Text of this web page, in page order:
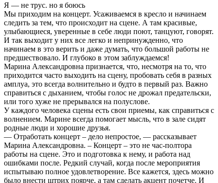
Я — не трус. но я боюсь
Мы приходим на концерт. Усаживаемся в кресло и начинаем
следить за тем, что происходит на сцене. А там красивые,
улыбающиеся, уверенные в себе люди поют, танцуют, говорят.
И так выходит у них все легко и непринужденно, что
начинаем в это верить и даже думать, что большой работы не
предшествовало. И глубоко в этом заблуждаемся!
Марина Александровна признается, что, несмотря на то, что
приходится часто выходить на сцену, пробовать себя в разных
амплуа, это всегда волнительно и будто в первый раз. Важно
справиться с дыханием, чтобы голос не дрожал предательски,
или того хуже не прерывался на полуслове.
У каждого человека сцены есть свои приемы, как справиться с
волнением. Марине всегда помогает мысль, что в зале сидят
родные люди и хорошие друзья.
— Отработать концерт – дело непростое, — рассказывает
Марина Александровна. – Концерт – это не час-полтора
работы на сцене. Это и подготовка к нему, и работа над
ошибками после. Редкий случай, когда после мероприятия
испытываю полное удовлетворение. Все кажется, здесь можно
было внести штрих поярче, а там сделать акцент почетче. И